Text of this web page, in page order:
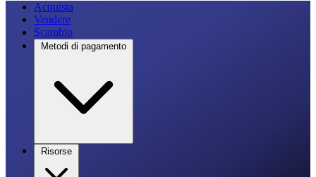
Acquista
Vendere
Scambio
Metodi di pagamento
Risorse